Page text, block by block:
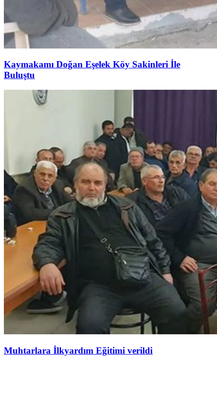
Kaymakamı Doğan Eşelek Köy Sakinleri İle
Buluştu
Muhtarlara İlkyardım Eğitimi verildi